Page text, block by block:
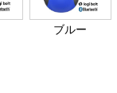
ブルー